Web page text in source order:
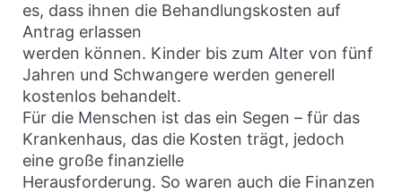
es, dass ihnen die Behandlungskosten auf
Antrag erlassen
werden können. Kinder bis zum Alter von fünf
Jahren und Schwangere werden generell
kostenlos behandelt.
Für die Menschen ist das ein Segen – für das
Krankenhaus, das die Kosten trägt, jedoch
eine große finanzielle
Herausforderung. So waren auch die Finanzen